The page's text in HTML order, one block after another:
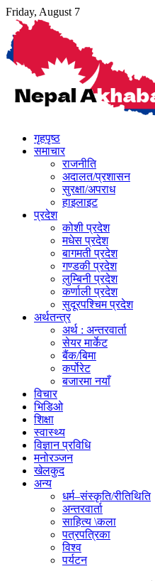
Skip
content
Friday, August 7
गृहपृष्ठ
समाचार
राजनीति
अदालत/प्रशासन
सुरक्षा/अपराध
हाइलाइट
प्रदेश
कोशी प्रदेश
मधेस प्रदेश
बागमती प्रदेश
गण्डकी प्रदेश
लुम्बिनी प्रदेश
कर्णाली प्रदेश
सुदूरपश्चिम प्रदेश
अर्थतन्त्र
अर्थ : अन्तरवार्ता
सेयर मार्केट
बैंक/बिमा
कर्पोरेट
बजारमा नयाँ
विचार
भिडिओ
शिक्षा
स्वास्थ्य
विज्ञान प्रविधि
मनोरञ्जन
खेलकुद
अन्य
धर्म–संस्कृति/रीतिथिति
अन्तरवार्ता
साहित्य \कला
पत्रपत्रिका
विश्व
पर्यटन